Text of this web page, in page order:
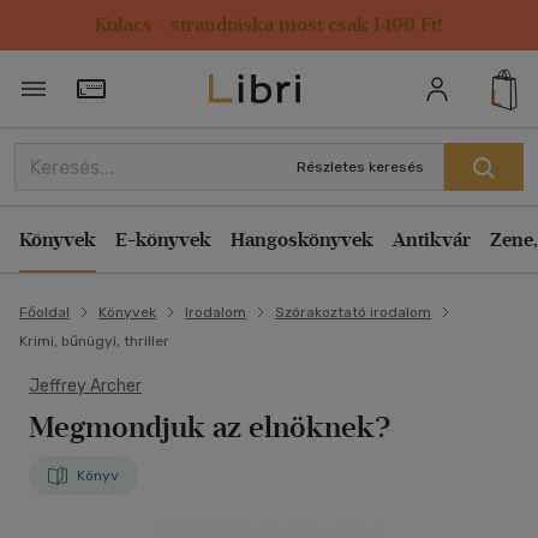
Kulacs / strandtáska most csak 1499 Ft!
Törzsvásárlói Kártya adatai
Részletes keresés
Könyvek E-könyvek Hangoskönyvek Antikvár
Főoldal Könyvek Irodalom
Szórakoztató irodalom
Krimi, bűnügyi, thriller
Jeffrey Archer
Megmondjuk az elnöknek?
Könyv